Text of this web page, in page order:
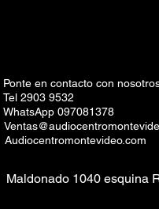
Ponte en contacto con
Tel 2903 9532
WhatsApp 097081378
Audiocentromontevideo.com
Maldonado 1040 esquina